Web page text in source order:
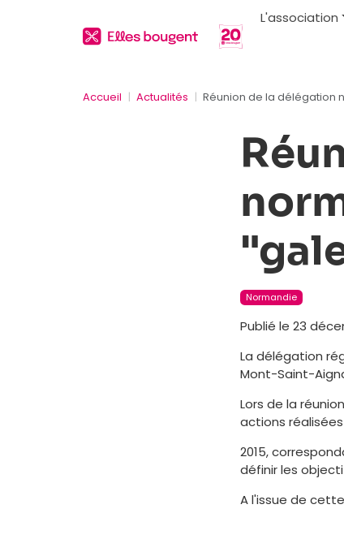
L'association
Accueil Actualités Réunion de la délégation
Normandie
Publié le 23
La délégation
Mont-Saint-
Lors de la
actions
2015,
définir les
A l'issue de